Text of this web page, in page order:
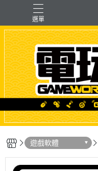
選單
「遊戲」多人同樂 【
F1形式
支架【可收折】
遊戲軟體